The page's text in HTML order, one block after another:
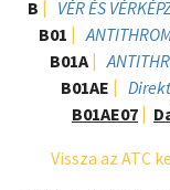
B
VÉR ÉS
B01
B01A
B01AE
B01AE07
Vissza az ATC